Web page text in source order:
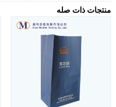
منتجات ذات صله